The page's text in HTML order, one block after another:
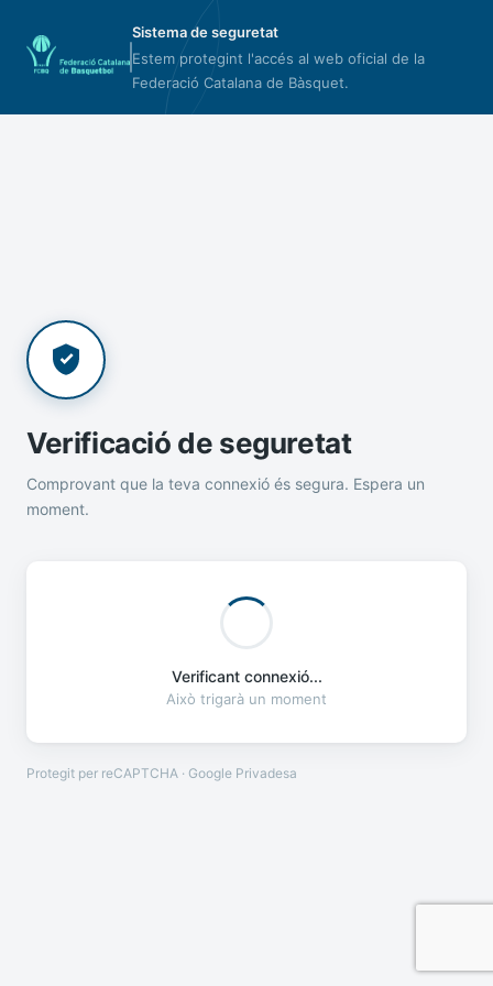
Sistema de seguretat
Estem protegint l'accés al web oficial de la
Federació Catalana de Bàsquet.
Verificació de seguretat
Comprovant que la teva connexió és segura. Espera un
moment.
Verificant connexió...
Això trigarà un moment
Protegit per reCAPTCHA · Google Privadesa